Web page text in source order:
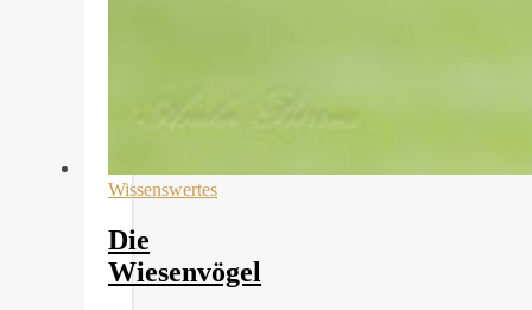
Wissenswertes
Die
Wiesenvögel